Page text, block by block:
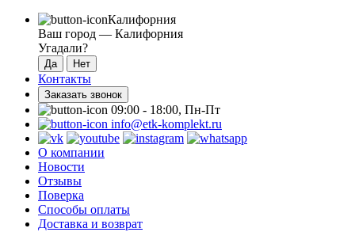
Калифорния
Ваш город — Калифорния
Угадали?
Контакты
Заказать звонок
09:00 - 18:00, Пн-Пт
info@etk-komplekt.ru
О компании
Новости
Отзывы
Поверка
Способы оплаты
Доставка и возврат